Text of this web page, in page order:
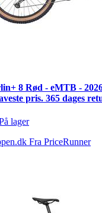
8 Rød - eMTB -
pris. 365 dages
lager
Fra PriceRunner